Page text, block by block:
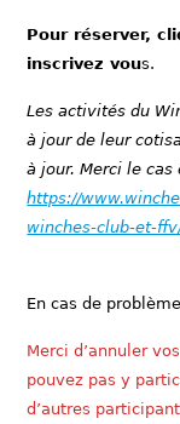
Pour réserver,
inscrivez vous.
Les activités du
à jour de leur
à jour. Merci le
https://
winches-club-et-
En cas de
Merci d’annuler
pouvez pas y
d’autres